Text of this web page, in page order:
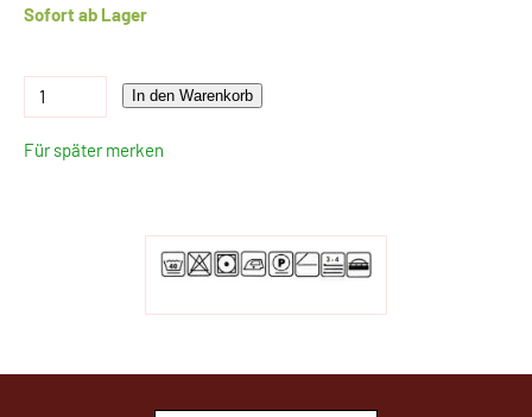
Sofort ab Lager
In den Warenkorb
Für später merken